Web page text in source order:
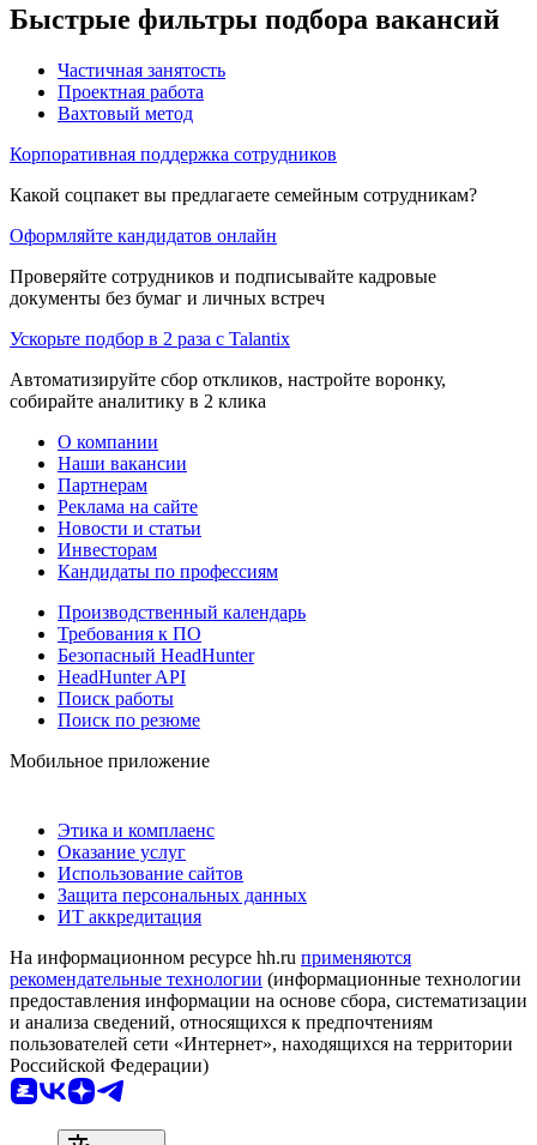
Быстрые фильтры подбора вакансий
Частичная занятость
Проектная работа
Вахтовый метод
Корпоративная поддержка сотрудников
Какой соцпакет вы предлагаете семейным сотрудникам?
Оформляйте кандидатов онлайн
Проверяйте сотрудников и подписывайте кадровые
документы без бумаг и личных встреч
Ускорьте подбор в 2 раза с Talantix
Автоматизируйте сбор откликов, настройте воронку,
собирайте аналитику в 2 клика
О компании
Наши вакансии
Партнерам
Реклама на сайте
Новости и статьи
Инвесторам
Кандидаты по профессиям
Производственный календарь
Требования к ПО
Безопасный HeadHunter
HeadHunter API
Поиск работы
Поиск по резюме
Мобильное приложение
Этика и комплаенс
Оказание услуг
Использование сайтов
Защита персональных данных
ИТ аккредитация
На информационном ресурсе hh.ru применяются
рекомендательные технологии (информационные технологии
предоставления информации на основе сбора, систематизации
и анализа сведений, относящихся к предпочтениям
пользователей сети «Интернет», находящихся на территории
Российской Федерации)